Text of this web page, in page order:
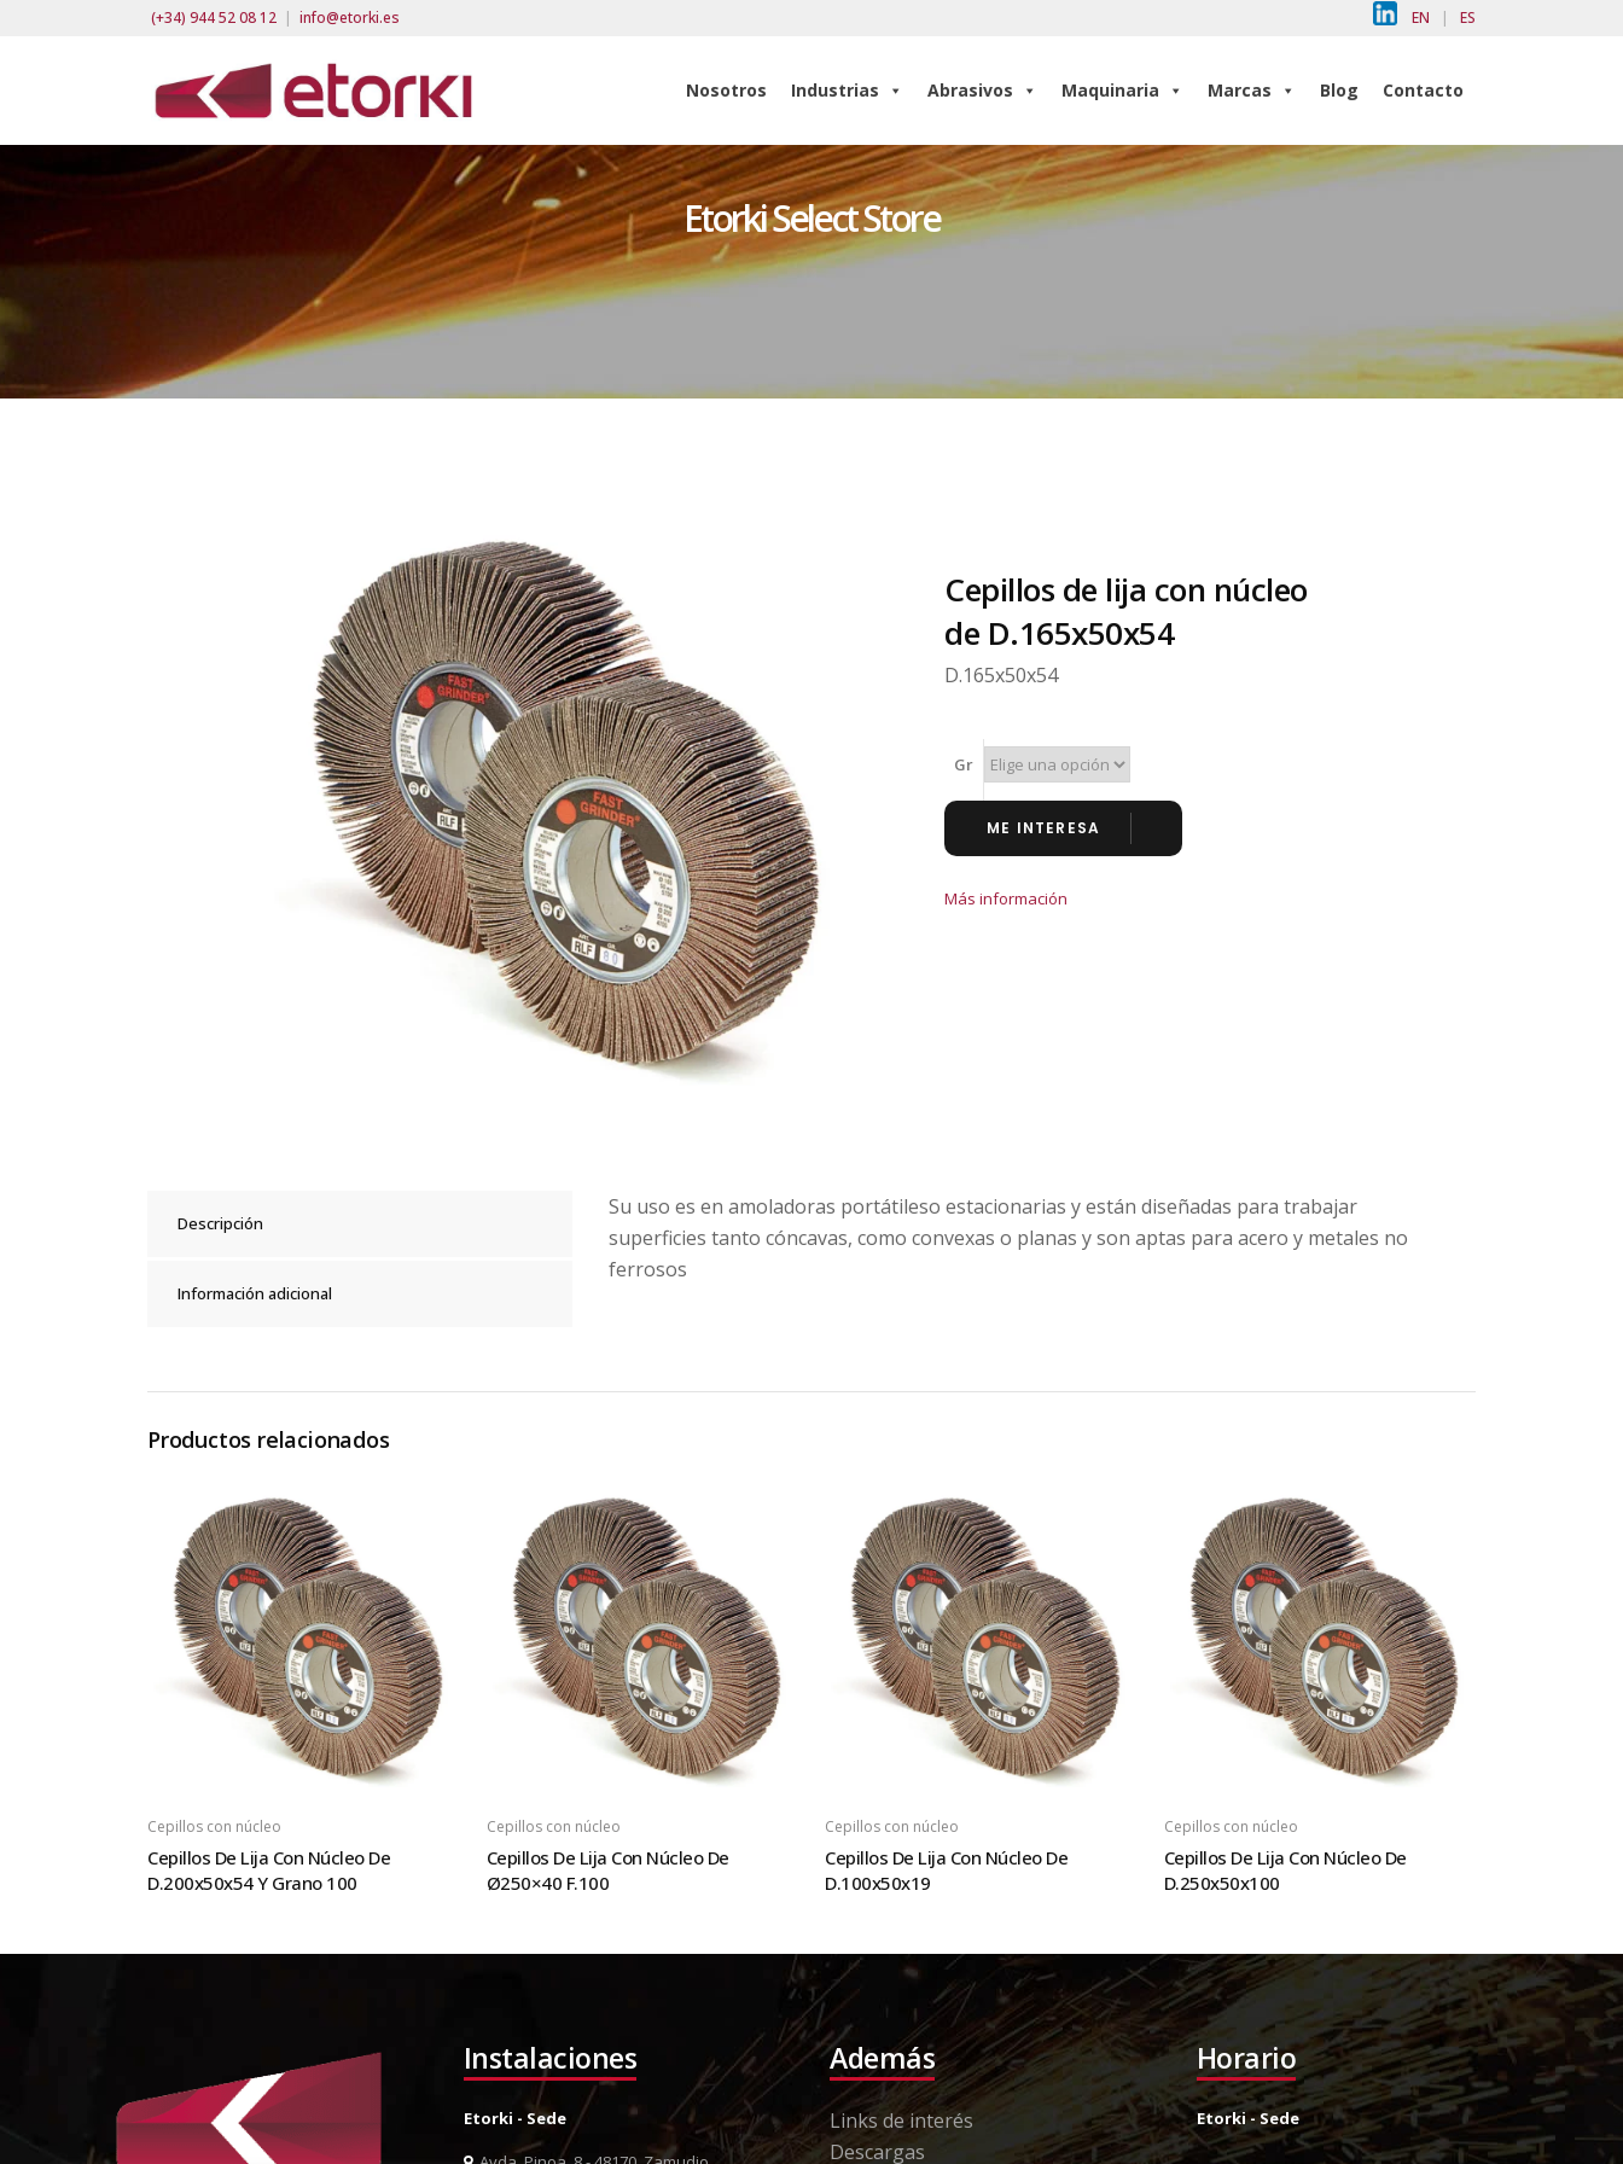
(+34) 944 52 08 12 | info@etorki.es EN | ES
Nosotros Industrias Abrasivos Maquinaria Marcas Blog Contacto
Etorki Select Store
Cepillos de lija con núcleo
de D.165x50x54
D.165x50x54
Gr
ME INTERESA
Más información
Descripción
Información adicional
Su uso es en amoladoras portátileso estacionarias y están diseñadas para trabajar
superficies tanto cóncavas, como convexas o planas y son aptas para acero y metales no
ferrosos
Productos relacionados
Cepillos con núcleo
Cepillos De Lija Con Núcleo De
D.200x50x54 Y Grano 100
Cepillos con núcleo
Cepillos De Lija Con Núcleo De
Ø250×40 F.100
Cepillos con núcleo
Cepillos De Lija Con Núcleo De
D.100x50x19
Cepillos con núcleo
Cepillos De Lija Con Núcleo De
D.250x50x100
Instalaciones
Etorki - Sede
Además
Links de interés
Descargas
Horario
Etorki - Sede